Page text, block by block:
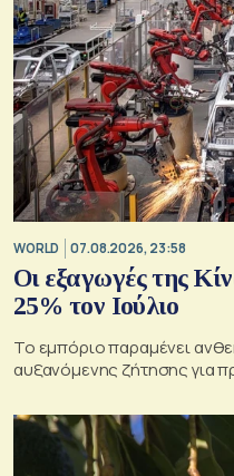
WORLD 07.08.2026, 23:58
Οι εξαγωγές της
25% τον Ιούλιο
Το εμπόριο παραμένει
αυξανόμενης ζήτησης για